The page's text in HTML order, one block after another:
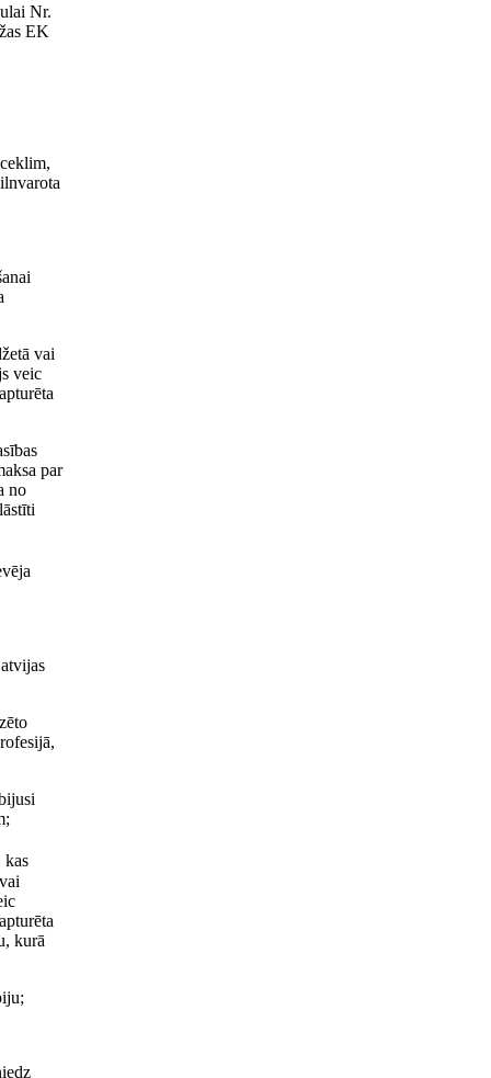
Nr.
EK
vai
veic
par
no
kas
kurā